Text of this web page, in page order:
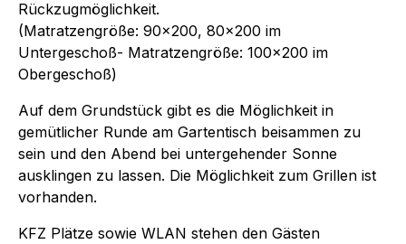
Rückzugmöglichkeit.
(Matratzengröße: 90x200, 80x200 im
Untergeschoß- Matratzengröße: 100x200 im
Obergeschoß)
Auf dem Grundstück gibt es die Möglichkeit in
gemütlicher Runde am Gartentisch beisammen zu
sein und den Abend bei untergehender Sonne
ausklingen zu lassen. Die Möglichkeit zum Grillen ist
vorhanden.
KFZ Plätze sowie WLAN stehen den Gästen